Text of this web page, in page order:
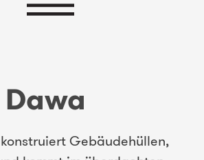
Gebäudehüllen,